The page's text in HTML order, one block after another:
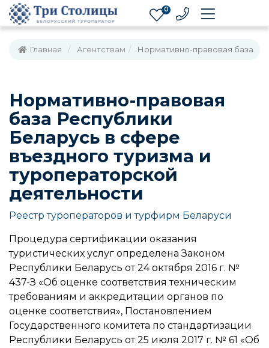
0
Главная Агентствам Нормативно-правовая база
Нормативно-правовая
база Республики
Беларусь в сфере
въездного туризма и
туроператорской
деятельности
Реестр туроператоров и турфирм Беларуси
Процедура сертификации оказания
туристических услуг определена Законом
Республики Беларусь от 24 октября 2016 г. №
437-З «Об оценке соответствия техническим
требованиям и аккредитации органов по
оценке соответствия», Постановлением
Государственного комитета по стандартизации
Республики Беларусь от 25 июля 2017 г. № 61 «Об